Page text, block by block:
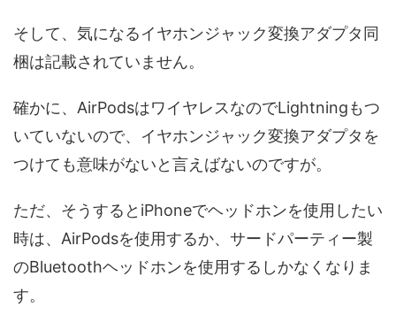
そして、気になるイヤホンジャック変換アダプタ同
梱は記載されていません。
確かに、AirPodsはワイヤレスなのでLightningもつ
いていないので、イヤホンジャック変換アダプタを
つけても意味がないと言えばないのですが。
ただ、そうするとiPhoneでヘッドホンを使用したい
時は、AirPodsを使用するか、サードパーティー製
のBluetoothヘッドホンを使用するしかなくなりま
す。